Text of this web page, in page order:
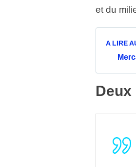
et du
A LIRE